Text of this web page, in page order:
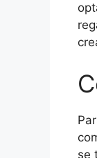
se